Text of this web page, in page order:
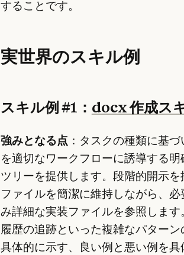
することです。
実世界のスキル例
スキル例 #1： docx 作成ス
強みとなる点 ：タスクの種類に基
を適切なワークフローに誘導する
ツリーを提供します。段階的開示
ファイルを簡潔に維持しながら、
み詳細な実装ファイルを参照しま
履歴の追跡といった複雑なパター
具体的に示す、良い例と悪い例を